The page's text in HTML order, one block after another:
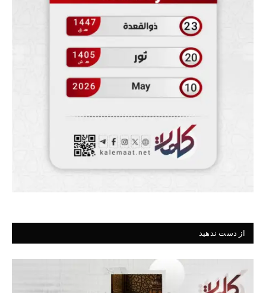
از دست ندهید